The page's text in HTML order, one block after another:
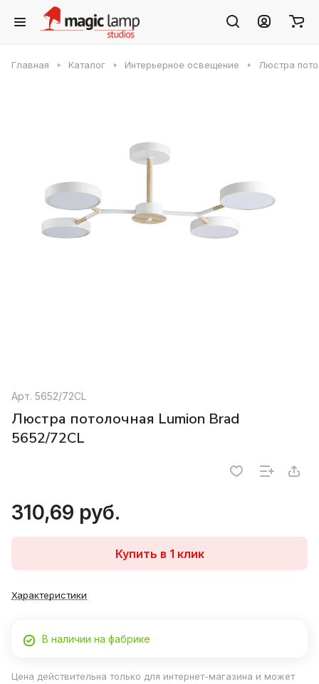
Главная Каталог Интерьерное освещение Люстра
Арт. 5652/72CL
Люстра потолочная Lumion Brad
5652/72CL
310,69 руб.
Купить в 1 клик
Характеристики
В наличии на фабрике
Цена действительна только для интернет-магазина и может